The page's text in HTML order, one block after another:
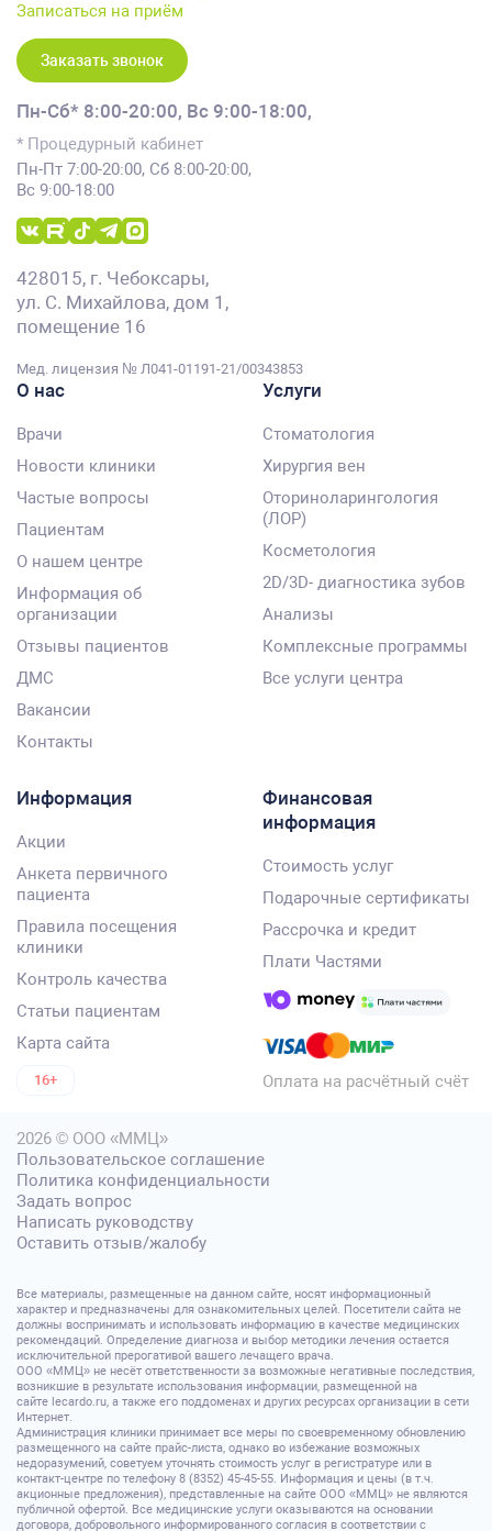
Записаться на приём
Заказать звонок
Пн-Сб* 8:00-20:00, Вс 9:00-18:00,
* Процедурный кабинет
Пн-Пт 7:00-20:00, Сб 8:00-20:00,
Вс 9:00-18:00
428015, г. Чебоксары,
ул. С. Михайлова, дом 1,
помещение 16
Мед. лицензия № Л041-01191-21/00343853
О нас
Врачи
Новости клиники
Частые вопросы
Пациентам
О нашем центре
Информация об
организации
Отзывы пациентов
ДМС
Вакансии
Контакты
Услуги
Стоматология
Хирургия вен
Оториноларингология
(ЛОР)
Косметология
2D/3D- диагностика зубов
Анализы
Комплексные программы
Все услуги центра
Информация
Акции
Анкета первичного
пациента
Правила посещения
клиники
Контроль качества
Статьи пациентам
Карта сайта
16+
Финансовая
информация
Стоимость услуг
Подарочные сертификаты
Рассрочка и кредит
Плати Частями
Оплата на расчётный счёт
2026 © ООО «ММЦ»
Пользовательское соглашение
Политика конфиденциальности
Задать вопрос
Написать руководству
Оставить отзыв/жалобу
Все материалы, размещенные на данном сайте, носят информационный
характер и предназначены для ознакомительных целей. Посетители сайта не
должны воспринимать и использовать информацию в качестве медицинских
рекомендаций. Определение диагноза и выбор методики лечения остается
исключительной прерогативой вашего лечащего врача.
ООО «ММЦ» не несёт ответственности за возможные негативные последствия,
возникшие в результате использования информации, размещенной на
сайте lecardo.ru, а также его поддоменах и других ресурсах организации в сети
Интернет.
Администрация клиники принимает все меры по своевременному обновлению
размещенного на сайте прайс-листа, однако во избежание возможных
недоразумений, советуем уточнять стоимость услуг в регистратуре или в
контакт-центре по телефону 8 (8352) 45-45-55. Информация и цены (в т.ч.
акционные предложения), представленные на сайте ООО «ММЦ» не являются
публичной офертой. Все медицинские услуги оказываются на основании
договора, добровольного информированного согласия в соответствии с